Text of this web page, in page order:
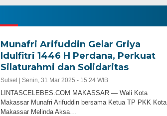
Munafri Arifuddin Gelar Griya
Idulfitri 1446 H Perdana, Perkuat
Silaturahmi dan Solidaritas
Sulsel | Senin, 31 Mar 2025 - 15:24 WIB
LINTASCELEBES.COM MAKASSAR — Wali Kota
Makassar Munafri Arifuddin bersama Ketua TP PKK Kota
Makassar Melinda Aksa…